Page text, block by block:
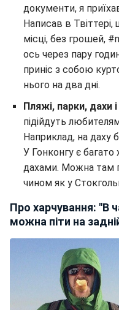
документи, я
Написав в
місці, без грошей,
ось через пару
приніс з собою
нього на два дні.
Пляжі, парки, дахи
підійдуть
Наприклад, на даху
У Гонконгу є
дахами. Можна там
чином як у
Про харчування: "В
можна піти на